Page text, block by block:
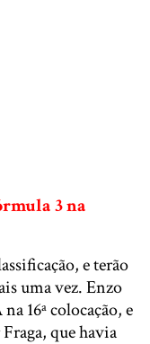
3 na
e terão
uma vez. Enzo
16ª colocação, e
que havia